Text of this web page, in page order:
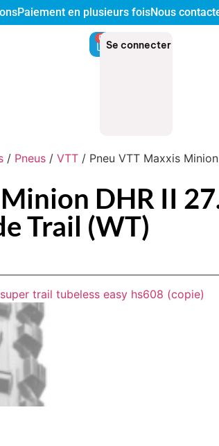
Paiement en plusieurs foisNous
0
Se connecter
/ Pneus / VTT / Pneu VTT Maxxis
DHR II
Trail (WT)